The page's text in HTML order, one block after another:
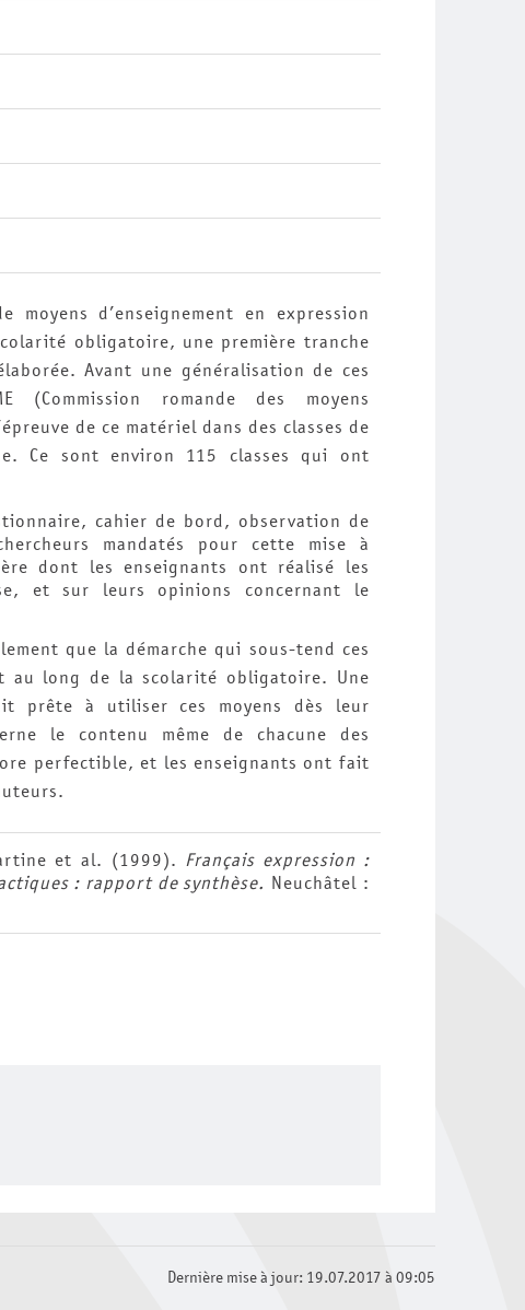
d’enseignement en expression
obligatoire, une première tranche
Avant une généralisation de ces
(Commission romande des moyens
de ce matériel dans des classes de
Ce sont environ 115 classes qui ont
cahier de bord, observation de
mandatés pour cette mise à
dont les enseignants ont réalisé les
et sur leurs opinions concernant le
que la démarche qui sous-tend ces
au long de la scolarité obligatoire. Une
prête à utiliser ces moyens dès leur
le contenu même de chacune des
perfectible, et les enseignants ont fait
et al. (1999). Français expression :
: rapport de synthèse. Neuchâtel :
Dernière mise à jour: 19.07.2017 à 09:05